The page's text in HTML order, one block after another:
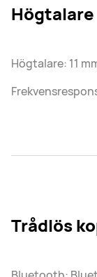
Högtalare
Högtalare: 11
Trådlös